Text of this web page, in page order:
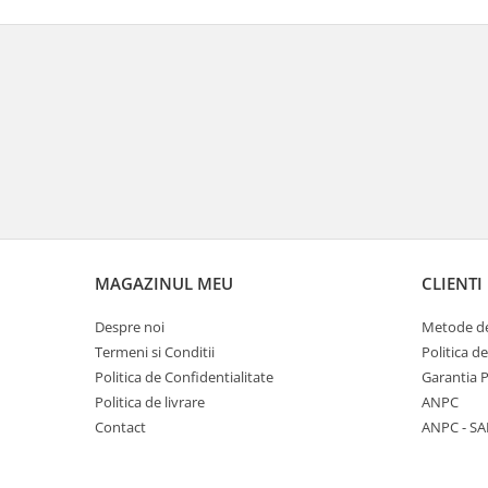
MAGAZINUL MEU
Despre noi
Termeni si Conditii
Politica de Confidentialitate
Politica de livrare
Contact
CLIENTI
Metode
Politica
Garantia
ANPC
ANPC -